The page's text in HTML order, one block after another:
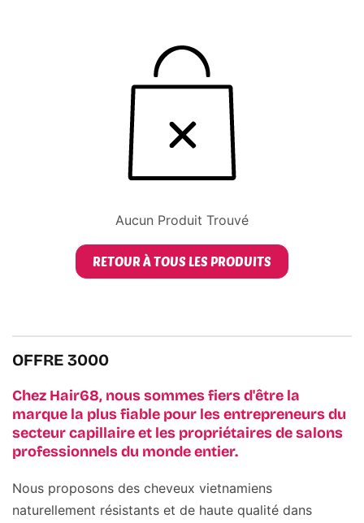
Aucun Produit Trouvé
RETOUR À TOUS LES PRODUITS
OFFRE 3000
Chez Hair68, nous sommes fiers d'être la
marque la plus fiable pour les entrepreneurs du
secteur capillaire et les propriétaires de salons
professionnels du monde entier.
Nous proposons des cheveux vietnamiens
naturellement résistants et de haute qualité dans